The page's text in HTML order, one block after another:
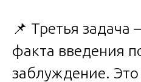
📌 Третья
факта введения
заблуждение.